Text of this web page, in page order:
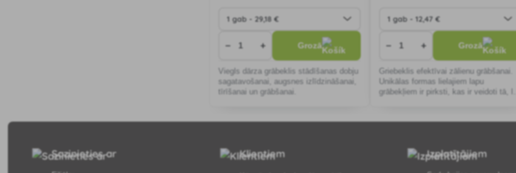
− + Grozā
Viegls dārza grābeklis stādīšanas dobju
sagatavošanai, augsnes izlīdzināšanai,
tīrīšanai un grābšanai.
− + Grozā
Griebeklis efektīvai zālienu grābšanai.
Unikālas formas lielajiem lapu
grābekļiem ir pirksti, kas ir veidoti tā, lai
Sazinieties ar Klientiem Izplatītājiem